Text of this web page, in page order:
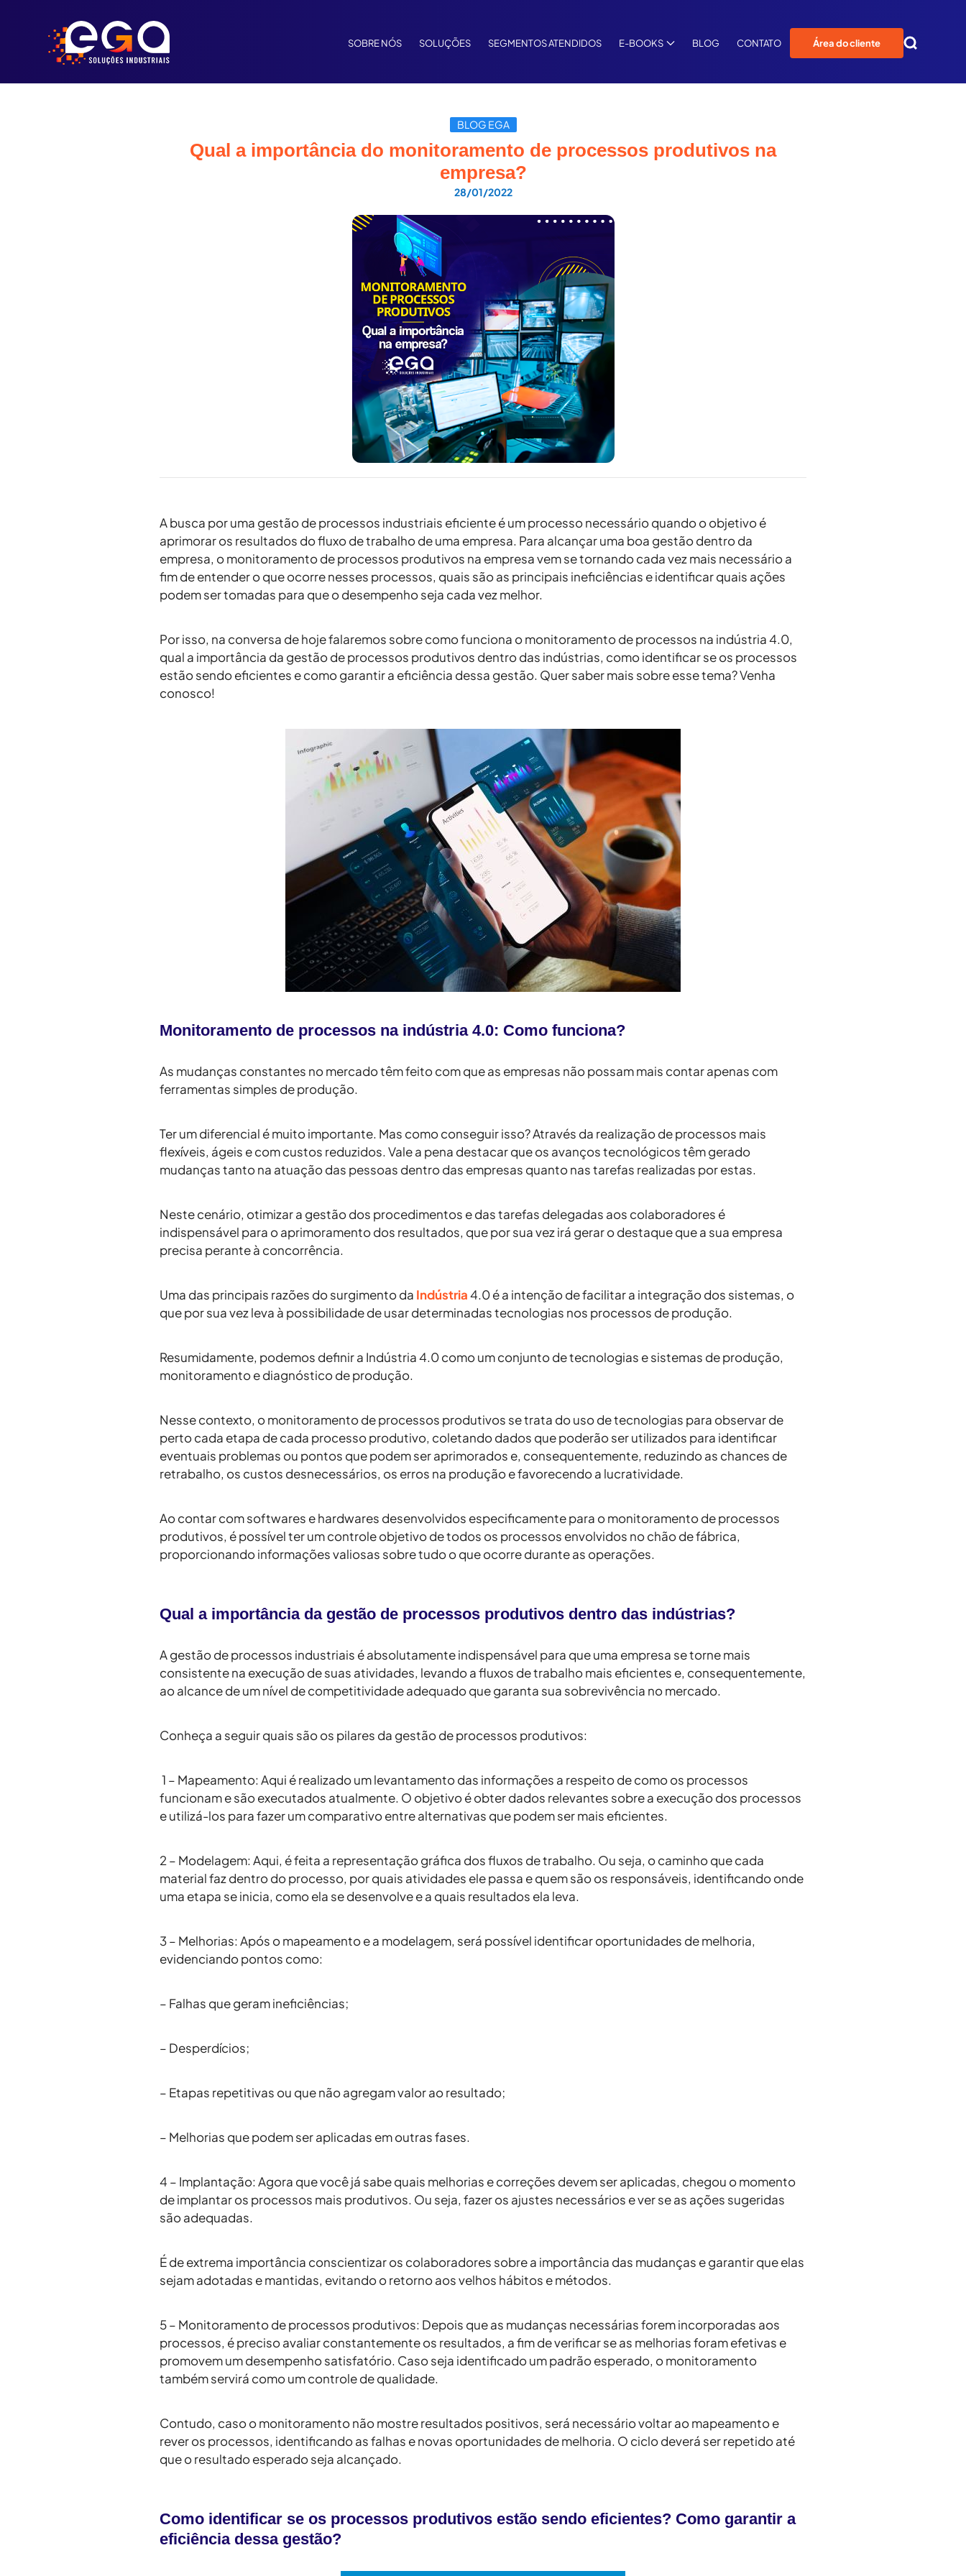
SOBRE NÓS SOLUÇÕES SEGMENTOS ATENDIDOS E-BOOKS BLOG CONTATO Área do cliente
BLOG EGA
Qual a importância do monitoramento de processos produtivos na
empresa?
28/01/2022
A busca por uma gestão de processos industriais eficiente é um processo necessário quando o objetivo é
aprimorar os resultados do fluxo de trabalho de uma empresa. Para alcançar uma boa gestão dentro da
empresa, o monitoramento de processos produtivos na empresa vem se tornando cada vez mais necessário a
fim de entender o que ocorre nesses processos, quais são as principais ineficiências e identificar quais ações
podem ser tomadas para que o desempenho seja cada vez melhor.
Por isso, na conversa de hoje falaremos sobre como funciona o monitoramento de processos na indústria 4.0,
qual a importância da gestão de processos produtivos dentro das indústrias, como identificar se os processos
estão sendo eficientes e como garantir a eficiência dessa gestão. Quer saber mais sobre esse tema? Venha
conosco!
Monitoramento de processos na indústria 4.0: Como funciona?
As mudanças constantes no mercado têm feito com que as empresas não possam mais contar apenas com
ferramentas simples de produção.
Ter um diferencial é muito importante. Mas como conseguir isso? Através da realização de processos mais
flexíveis, ágeis e com custos reduzidos. Vale a pena destacar que os avanços tecnológicos têm gerado
mudanças tanto na atuação das pessoas dentro das empresas quanto nas tarefas realizadas por estas.
Neste cenário, otimizar a gestão dos procedimentos e das tarefas delegadas aos colaboradores é
indispensável para o aprimoramento dos resultados, que por sua vez irá gerar o destaque que a sua empresa
precisa perante à concorrência.
Uma das principais razões do surgimento da Indústria4.0 é a intenção de facilitar a integração dos sistemas, o
que por sua vez leva à possibilidade de usar determinadas tecnologias nos processos de produção.
Resumidamente, podemos definir a Indústria 4.0 como um conjunto de tecnologias e sistemas de produção,
monitoramento e diagnóstico de produção.
Nesse contexto, o monitoramento de processos produtivos se trata do uso de tecnologias para observar de
perto cada etapa de cada processo produtivo, coletando dados que poderão ser utilizados para identificar
eventuais problemas ou pontos que podem ser aprimorados e, consequentemente, reduzindo as chances de
retrabalho, os custos desnecessários, os erros na produção e favorecendo a lucratividade.
Ao contar com softwares e hardwares desenvolvidos especificamente para o monitoramento de processos
produtivos, é possível ter um controle objetivo de todos os processos envolvidos no chão de fábrica,
proporcionando informações valiosas sobre tudo o que ocorre durante as operações.
Qual a importância da gestão de processos produtivos dentro das indústrias?
A gestão de processos industriais é absolutamente indispensável para que uma empresa se torne mais
consistente na execução de suas atividades, levando a fluxos de trabalho mais eficientes e, consequentemente,
ao alcance de um nível de competitividade adequado que garanta sua sobrevivência no mercado.
Conheça a seguir quais são os pilares da gestão de processos produtivos:
1 – Mapeamento: Aqui é realizado um levantamento das informações a respeito de como os processos
funcionam e são executados atualmente. O objetivo é obter dados relevantes sobre a execução dos processos
e utilizá-los para fazer um comparativo entre alternativas que podem ser mais eficientes.
2 – Modelagem: Aqui, é feita a representação gráfica dos fluxos de trabalho. Ou seja, o caminho que cada
material faz dentro do processo, por quais atividades ele passa e quem são os responsáveis, identificando onde
uma etapa se inicia, como ela se desenvolve e a quais resultados ela leva.
3 – Melhorias: Após o mapeamento e a modelagem, será possível identificar oportunidades de melhoria,
evidenciando pontos como:
– Falhas que geram ineficiências;
– Desperdícios;
– Etapas repetitivas ou que não agregam valor ao resultado;
– Melhorias que podem ser aplicadas em outras fases.
4 – Implantação: Agora que você já sabe quais melhorias e correções devem ser aplicadas, chegou o momento
de implantar os processos mais produtivos. Ou seja, fazer os ajustes necessários e ver se as ações sugeridas
são adequadas.
É de extrema importância conscientizar os colaboradores sobre a importância das mudanças e garantir que elas
sejam adotadas e mantidas, evitando o retorno aos velhos hábitos e métodos.
5 – Monitoramento de processos produtivos: Depois que as mudanças necessárias forem incorporadas aos
processos, é preciso avaliar constantemente os resultados, a fim de verificar se as melhorias foram efetivas e
promovem um desempenho satisfatório. Caso seja identificado um padrão esperado, o monitoramento
também servirá como um controle de qualidade.
Contudo, caso o monitoramento não mostre resultados positivos, será necessário voltar ao mapeamento e
rever os processos, identificando as falhas e novas oportunidades de melhoria. O ciclo deverá ser repetido até
que o resultado esperado seja alcançado.
Como identificar se os processos produtivos estão sendo eficientes? Como garantir a
eficiência dessa gestão?